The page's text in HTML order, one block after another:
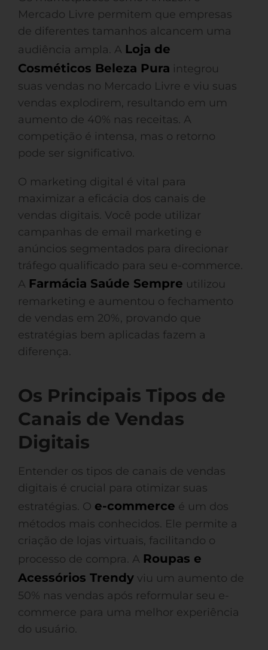
Mercado Livre permitem que empresas
de diferentes tamanhos alcancem uma
audiência ampla. A Loja de
Cosméticos Beleza Pura integrou
suas vendas no Mercado Livre e viu suas
vendas explodirem, resultando em um
aumento de 40% nas receitas. A
competição é intensa, mas o retorno
pode ser significativo.
O marketing digital é vital para
maximizar a eficácia dos canais de
vendas digitais. Você pode utilizar
campanhas de email marketing e
anúncios segmentados para direcionar
tráfego qualificado para seu e-commerce.
A Farmácia Saúde Sempre utilizou
remarketing e aumentou o fechamento
de vendas em 20%, provando que
estratégias bem aplicadas fazem a
diferença.
Os Principais Tipos de
Canais de Vendas
Digitais
Entender os tipos de canais de vendas
digitais é crucial para otimizar suas
estratégias. O e-commerce é um dos
métodos mais conhecidos. Ele permite a
criação de lojas virtuais, facilitando o
processo de compra. A Roupas e
Acessórios Trendy viu um aumento de
50% nas vendas após reformular seu e-
commerce para uma melhor experiência
do usuário.